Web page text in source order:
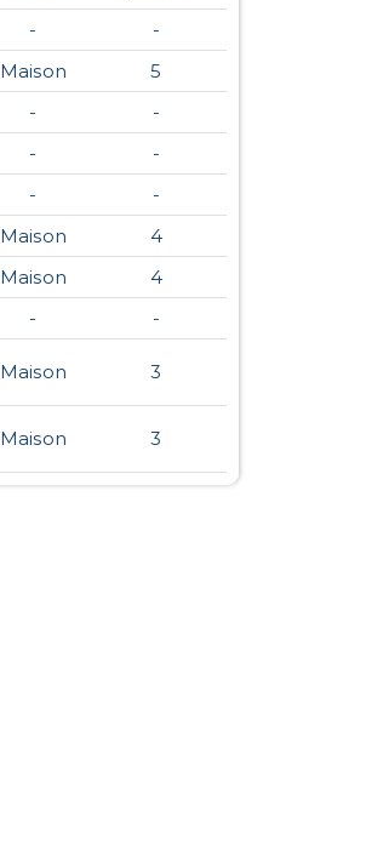
-
-
Maison
5
-
-
-
-
-
-
Maison
4
Maison
4
- -
Maison 3
Maison 3